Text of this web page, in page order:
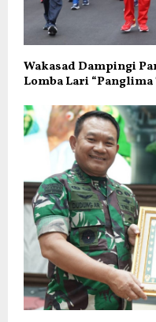
Wakasad Dampingi
Lomba Lari “Panglima